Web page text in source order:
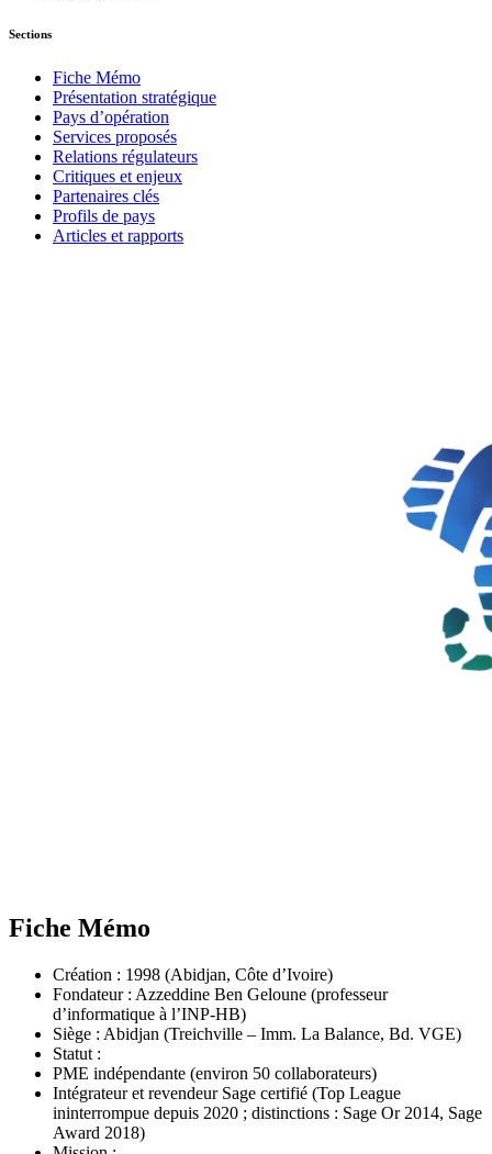
Sections
Fiche Mémo
Présentation stratégique
Pays d’opération
Services proposés
Relations régulateurs
Critiques et enjeux
Partenaires clés
Profils de pays
Articles et rapports
Fiche Mémo
Création : 1998 (Abidjan, Côte d’Ivoire)
Fondateur : Azzeddine Ben Geloune (professeur
d’informatique à l’INP‑HB)
Siège : Abidjan (Treichville – Imm. La Balance, Bd. VGE)
Statut :
PME indépendante (environ 50 collaborateurs)
Intégrateur et revendeur Sage certifié (Top League
ininterrompue depuis 2020 ; distinctions : Sage Or 2014, Sage
Award 2018)